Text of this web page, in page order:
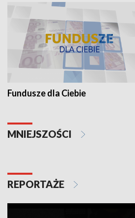
Fundusze dla Ciebie
MNIEJSZOŚCI
REPORTAŻE